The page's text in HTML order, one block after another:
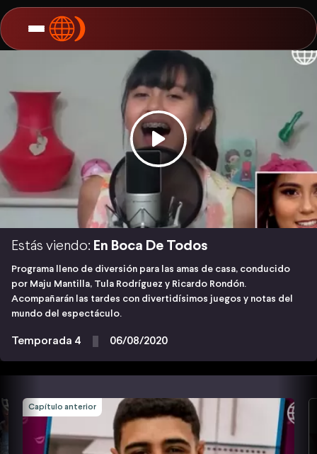
Estás viendo: En Boca De Todos
Programa lleno de diversión para las amas de casa, conducido
por Maju Mantilla, Tula Rodríguez y Ricardo Rondón.
Acompañarán las tardes con divertidísimos juegos y notas del
mundo del espectáculo.
Temporada 4 06/08/2020
Capítulo anterior